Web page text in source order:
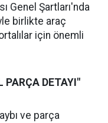
Genel Şartları'nda
birlikte araç
için önemli
PARÇA DETAYI"
ve parça